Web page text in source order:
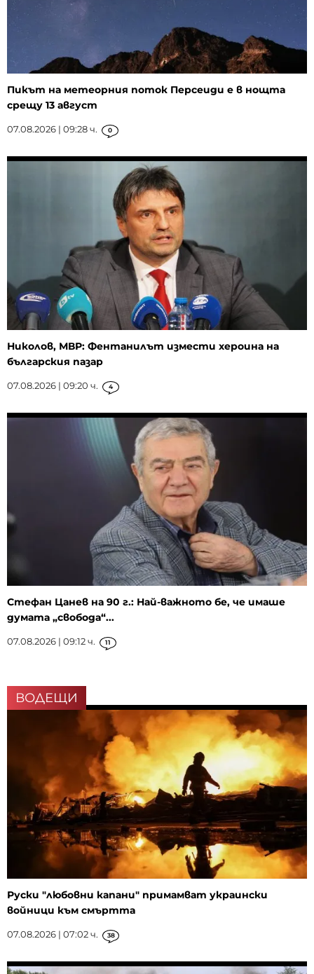
Пикът на метеорния поток Персеиди е в нощта
срещу 13 август
07.08.2026 | 09:28 ч. 0
Николов, МВР: Фентанилът измести хероина на
българския пазар
07.08.2026 | 09:20 ч. 4
Стефан Цанев на 90 г.: Най-важното бе, че имаше
думата „свобода“...
07.08.2026 | 09:12 ч. 11
ВОДЕЩИ
Руски "любовни капани" примамват украински
войници към смъртта
07.08.2026 | 07:02 ч. 38